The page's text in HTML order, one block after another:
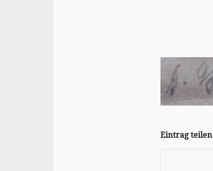
Eintrag teilen